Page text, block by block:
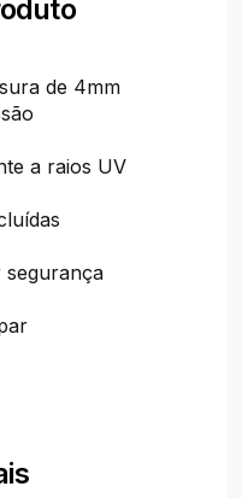
de 4mm
a raios UV
segurança